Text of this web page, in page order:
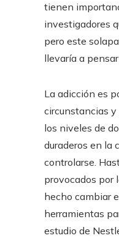
tienen
investigadores
pero este
llevaría a
La adicción es
circunstancias
los niveles de
duraderos en la
controlarse.
provocados por
hecho cambiar
herramientas
estudio de